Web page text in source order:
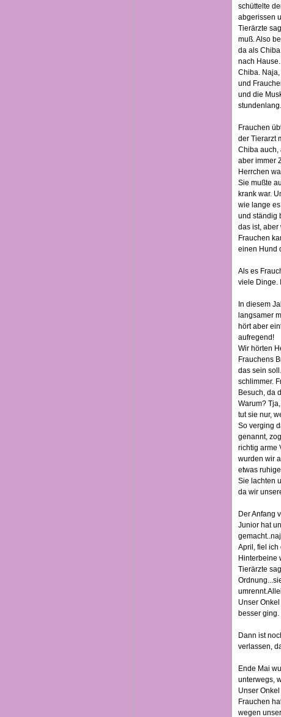
schüttelte
abgerissen
Tierärzte
muß. Also
da als
nach
Chiba.
und
und die
Frauchen
der Tierarzt
Chiba auch,
aber immer
Herrchen
Sie mußte
krank war.
wie lange
und ständig
das ist,
Frauchen
einen Hund
Als es
viele Dinge.
In diesem
langsamer
hört aber
aufregend!
Wir hörten
Frauchens
das sein
schlimmer.
Besuch, da
Warum?
tut sie nur,
So verging
genannt,
richtig arme
wurden wir
etwas
Sie lachten
da wir
Der Anfang
Junior hat
April, fiel ich
Hinterbeine
Tierärzte
Unser
besser ging.
Dann ist
verlassen,
Ende Mai
unterwegs,
Unser
Frauchen
wegen